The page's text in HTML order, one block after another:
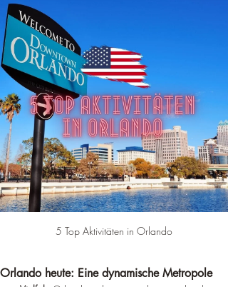
5 Top Aktivitäten in Orlando
Orlando heute: Eine dynamische Metropole